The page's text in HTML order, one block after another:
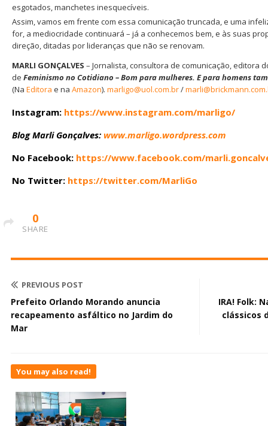
esgotados, manchetes inesquecíveis.
Assim, vamos em frente com essa comunicação truncada, e uma
for, a mediocridade continuará – já a conhecemos bem, e às suas
direção, ditadas por lideranças que não se renovam.
MARLI GONÇALVES – Jornalista, consultora de comunicação, editora
de Feminismo no Cotidiano – Bom para mulheres. E para homens
(Na Editora e na Amazon). marligo@uol.com.br/
Instagram: https://www.instagram.com/marligo/
Blog Marli Gonçalves: www.marligo.wordpress.com
No Facebook: https://www.facebook.com/
No Twitter: https://twitter.com/MarliGo
0
SHARE
PREVIOUS POST
Prefeito Orlando Morando anuncia
recapeamento asfáltico no Jardim do
Mar
IRA! Folk:
clássicos
You may also read!